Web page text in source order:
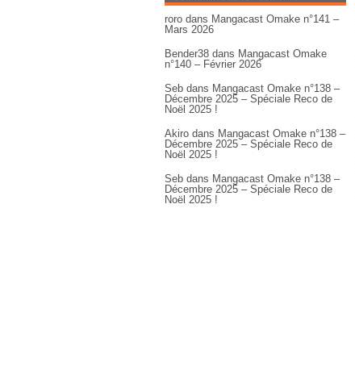
roro dans Mangacast Omake n°141 –
Mars 2026
Bender38 dans Mangacast Omake
n°140 – Février 2026
Seb dans Mangacast Omake n°138 –
Décembre 2025 – Spéciale Reco de
Noël 2025 !
Akiro dans Mangacast Omake n°138 –
Décembre 2025 – Spéciale Reco de
Noël 2025 !
Seb dans Mangacast Omake n°138 –
Décembre 2025 – Spéciale Reco de
Noël 2025 !